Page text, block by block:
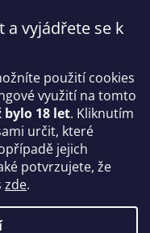
a vyjádřete se k
použití cookies
využití na tomto
bylo 18 let. Kliknutím
určit, které
jejich
potvrzujete, že
zde.
platby